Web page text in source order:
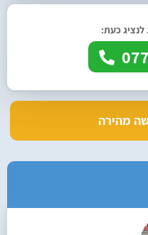
כעת:
מהירה